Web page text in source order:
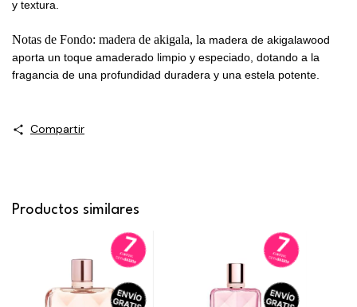
y textura.
Notas de Fondo: madera de akigala, la madera de akigalawood
aporta un toque amaderado limpio y especiado, dotando a la
fragancia de una profundidad duradera y una estela potente.
Compartir
Productos similares